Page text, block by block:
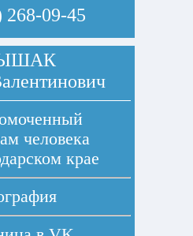
268-09-45
человека
крае